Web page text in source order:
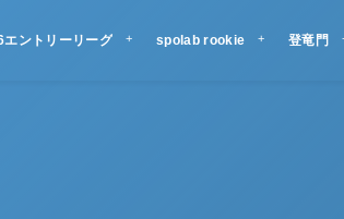
エントリーリーグ spolab rookie 登竜門